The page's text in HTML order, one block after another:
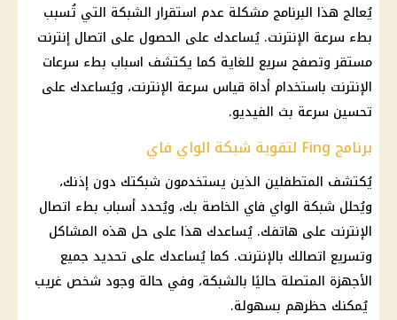
يُعالج هذا البرنامج مشكلة عدم استقرار الشبكة التي تُسبب
بطء سرعة الإنترنت. يُساعدك على الحصول على اتصال إنترنت
مستقر وتصفح سريع للغاية كما يكتشف اسباب بطء سرعات
الإنترنت باستخدام أداة قياس سرعة الإنترنت، ويُساعدك على
تحسين سرعة بث الفيديو.
برنامج Fing لتقوية شبكة الواي فاي
يُكتشف المتطفلين الذين يستخدمون شبكتك دون إذنك،
ويُحلل شبكة الواي فاي الخاصة بك، ويُحدد أسباب بطء اتصال
الإنترنت على هاتفك. يُساعدك هذا على حل هذه المشاكل
وتسريع اتصالك بالإنترنت. كما يُساعدك على تحديد جميع
الأجهزة المتصلة حاليًا بالشبكة، وفي حالة وجود شخص غريب
يُمكنك حظرهم بسهولة.